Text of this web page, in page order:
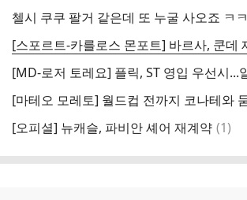
첼시 쿠쿠 팔거 같은데 또 누굴 사오죠 ㅋㅋ
[오피셜] 뉴캐슬, 파비안 셰어 재계약 댓
(1)